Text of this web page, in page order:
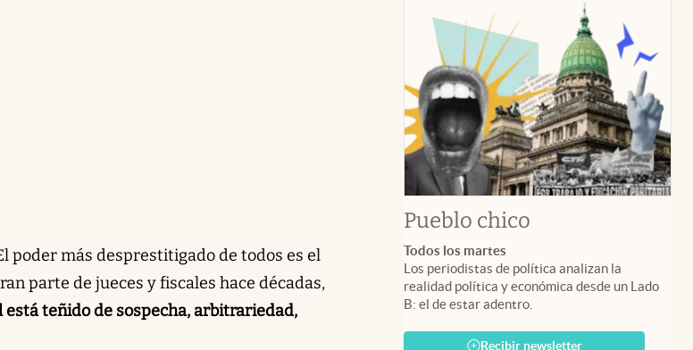
poder más desprestitigado de todos es el
parte de jueces y fiscales hace décadas,
está teñido de sospecha, arbitrariedad,
Pueblo chico
Todos los martes
Los periodistas de política analizan la
realidad política y económica desde un Lado
B: el de estar adentro.
Recibir newsletter